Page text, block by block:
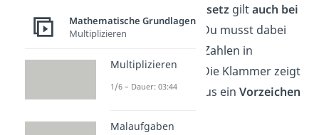
Kommutativgesetzgiltauch bei
negativen Zahlen
. Du musst dabei
aber die negativen Zahlen in
Klammernsetzen. Die Klammer zeigt
dann, dass das Minus ein Vorzeichen
Mathematische Grundlagen
Multiplizieren
Multiplizieren
1/6 – Dauer: 03:44
Malaufgaben